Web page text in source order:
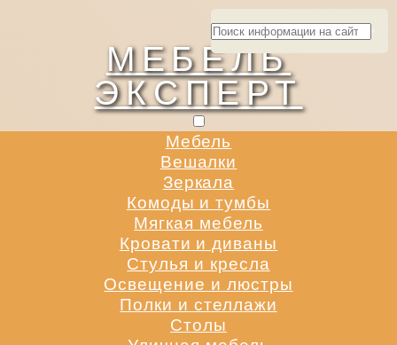
МЕБЕЛЬ
ЭКСПЕРТ
Мебель
Вешалки
Зеркала
Комоды и тумбы
Мягкая мебель
Кровати и диваны
Стулья и кресла
Освещение и люстры
Полки и стеллажи
Столы